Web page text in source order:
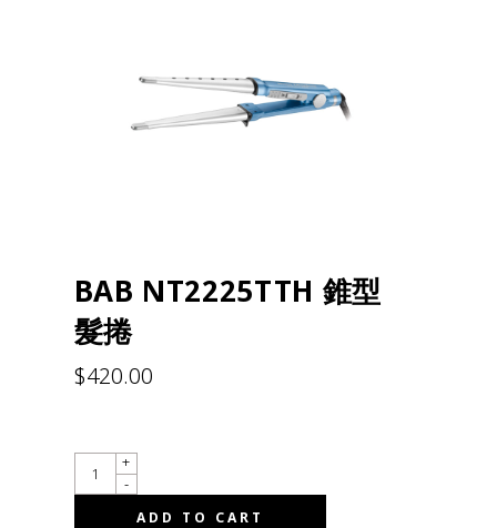
BAB NT2225TTH 錐型
髮捲
$420.00
QUANTITY
-
+
ADD TO CART